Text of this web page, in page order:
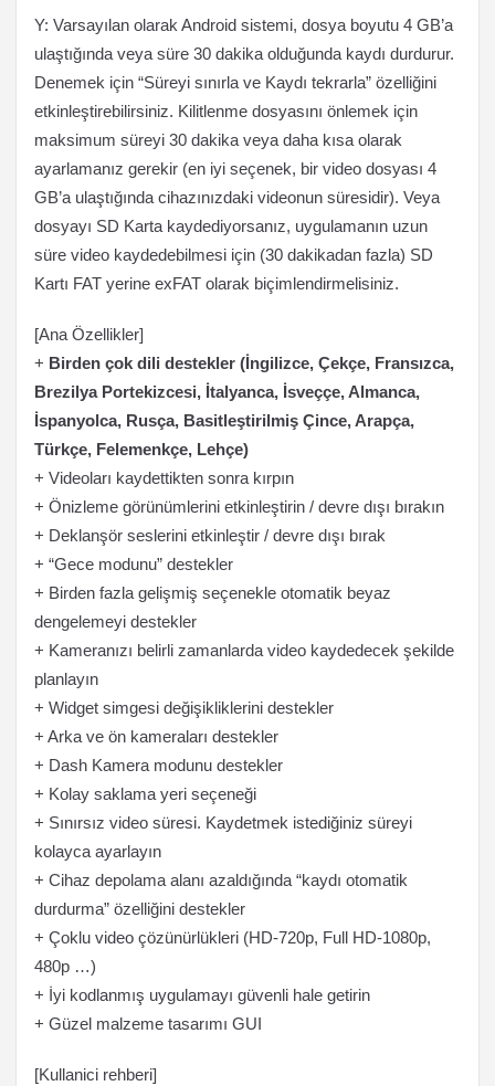
Y: Varsayılan olarak Android sistemi, dosya boyutu 4 GB’a
ulaştığında veya süre 30 dakika olduğunda kaydı durdurur.
Denemek için “Süreyi sınırla ve Kaydı tekrarla” özelliğini
etkinleştirebilirsiniz. Kilitlenme dosyasını önlemek için
maksimum süreyi 30 dakika veya daha kısa olarak
ayarlamanız gerekir (en iyi seçenek, bir video dosyası 4
GB’a ulaştığında cihazınızdaki videonun süresidir). Veya
dosyayı SD Karta kaydediyorsanız, uygulamanın uzun
süre video kaydedebilmesi için (30 dakikadan fazla) SD
Kartı FAT yerine exFAT olarak biçimlendirmelisiniz.
[Ana Özellikler]
+ Birden çok dili destekler (İngilizce, Çekçe, Fransızca,
Brezilya Portekizcesi, İtalyanca, İsveççe, Almanca,
İspanyolca, Rusça, Basitleştirilmiş Çince, Arapça,
Türkçe, Felemenkçe, Lehçe)
+ Videoları kaydettikten sonra kırpın
+ Önizleme görünümlerini etkinleştirin / devre dışı bırakın
+ Deklanşör seslerini etkinleştir / devre dışı bırak
+ “Gece modunu” destekler
+ Birden fazla gelişmiş seçenekle otomatik beyaz
dengelemeyi destekler
+ Kameranızı belirli zamanlarda video kaydedecek şekilde
planlayın
+ Widget simgesi değişikliklerini destekler
+ Arka ve ön kameraları destekler
+ Dash Kamera modunu destekler
+ Kolay saklama yeri seçeneği
+ Sınırsız video süresi. Kaydetmek istediğiniz süreyi
kolayca ayarlayın
+ Cihaz depolama alanı azaldığında “kaydı otomatik
durdurma” özelliğini destekler
+ Çoklu video çözünürlükleri (HD-720p, Full HD-1080p,
480p …)
+ İyi kodlanmış uygulamayı güvenli hale getirin
+ Güzel malzeme tasarımı GUI
[Kullanici rehberi]